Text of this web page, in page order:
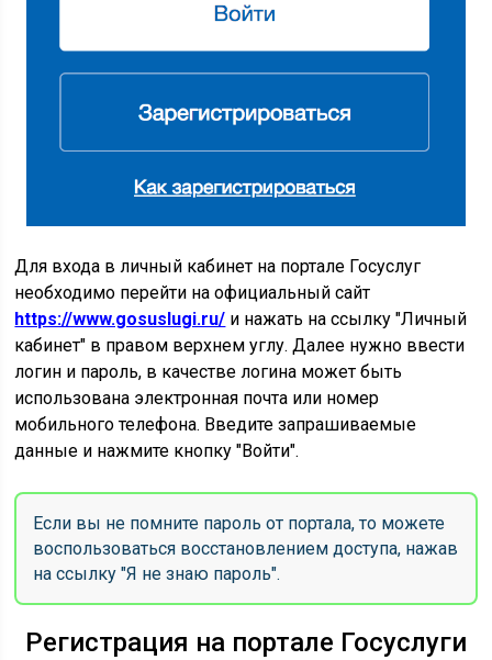
Для входа в личный кабинет на портале Госуслуг
необходимо перейти на официальный сайт
https://www.gosuslugi.ru/ и нажать на ссылку "Личный
кабинет" в правом верхнем углу. Далее нужно ввести
логин и пароль, в качестве логина может быть
использована электронная почта или номер
мобильного телефона. Введите запрашиваемые
данные и нажмите кнопку "Войти".
Если вы не помните пароль от портала, то можете
воспользоваться восстановлением доступа, нажав
на ссылку "Я не знаю пароль".
Регистрация на портале Госуслуги